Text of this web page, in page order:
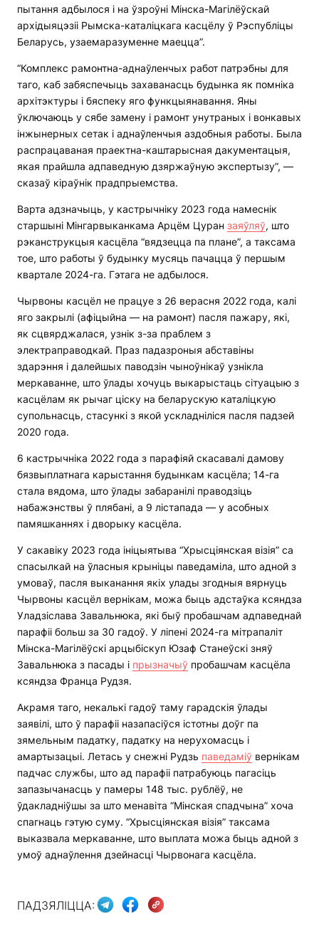
пытання адбылося і на ўзроўні Мінска-Магілёўскай
архідыяцэзіі Рымска-каталіцкага касцёлу ў Рэспубліцы
Беларусь, узаемаразуменне маецца”.
“Комплекс рамонтна-аднаўленчых работ патрэбны для
таго, каб забяспечыць захаванасць будынка як помніка
архітэктуры і бяспеку яго функцыянавання. Яны
ўключаюць у сябе замену і рамонт унутраных і вонкавых
інжынерных сетак і аднаўленчыя аздобныя работы. Была
распрацаваная праектна-каштарысная дакументацыя,
якая прайшла адпаведную дзяржаўную экспертызу”, —
сказаў кіраўнік прадпрыемства.
Варта адзначыць, у кастрычніку 2023 года намеснік
старшыні Мінгарвыканкама Арцём Цуран заяўляў, што
рэканструкцыя касцёла “вядзецца па плане”, а таксама
тое, што работы ў будынку мусяць пачацца ў першым
квартале 2024-га. Гэтага не адбылося.
Чырвоны касцёл не працуе з 26 верасня 2022 года, калі
яго закрылі (афіцыйна — на рамонт) пасля пажару, які,
як сцвярджалася, узнік з-за праблем з
электраправодкай. Праз падазроныя абставіны
здарэння і далейшых паводзін чыноўнікаў узнікла
меркаванне, што ўлады хочуць выкарыстаць сітуацыю з
касцёлам як рычаг ціску на беларускую каталіцкую
супольнасць, стасункі з якой ускладніліся пасля падзей
2020 года.
6 кастрычніка 2022 года з парафіяй скасавалі дамову
бязвыплатнага карыстання будынкам касцёла; 14-га
стала вядома, што ўлады забаранілі праводзіць
набажэнствы ў плябані, а 9 лістапада — у асобных
памяшканнях і дворыку касцёла.
У сакавіку 2023 года ініцыятыва “Хрысціянская візія” са
спасылкай на ўласныя крыніцы паведаміла, што адной з
умоваў, пасля выканання якіх улады згодныя вярнуць
Чырвоны касцёл вернікам, можа быць адстаўка ксяндза
Уладзіслава Завальнюка, які быў пробашчам адпаведнай
парафіі больш за 30 гадоў. У ліпені 2024-га мітрапаліт
Мінска-Магілёўскі арцыбіскуп Юзаф Станеўскі зняў
Завальнюка з пасады і прызначыў пробашчам касцёла
ксяндза Франца Рудзя.
Акрамя таго, некалькі гадоў таму гарадскія ўлады
заявілі, што ў парафіі назапасіўся істотны доўг па
зямельным падатку, падатку на нерухомасць і
амартызацыі. Летась у снежні Рудзь паведаміў вернікам
падчас службы, што ад парафіі патрабуюць пагасіць
запазычанасць у памеры 148 тыс. рублёў, не
ўдакладніўшы за што менавіта “Мінская спадчына” хоча
спагнаць гэтую суму. “Хрысціянская візія” таксама
выказвала меркаванне, што выплата можа быць адной з
умоў аднаўлення дзейнасці Чырвонага касцёла.
ПАДЗЯЛІЦЦА: